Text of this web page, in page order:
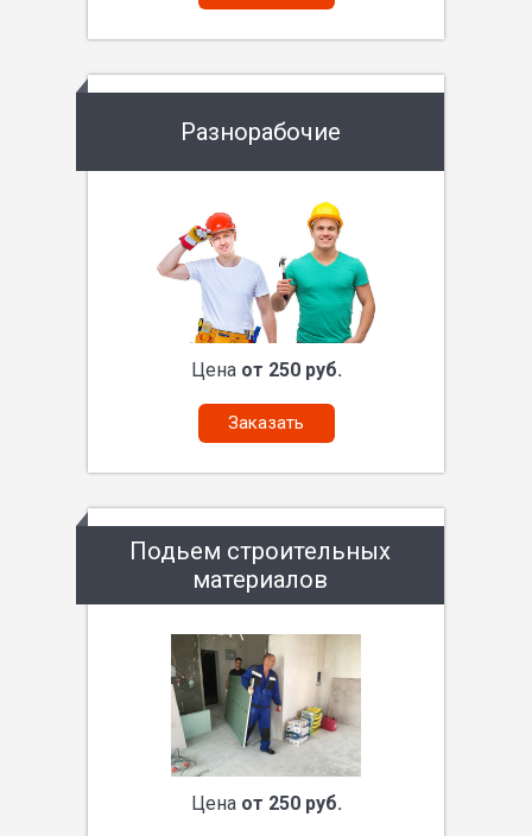
Разнорабочие
Цена от 250 руб.
Заказать
Подьем строительных
материалов
Цена от 250 руб.